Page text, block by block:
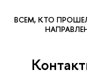
ВСЕМ, КТО